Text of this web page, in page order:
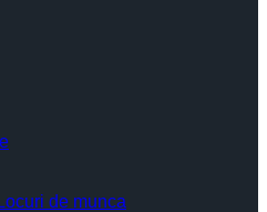
de munca